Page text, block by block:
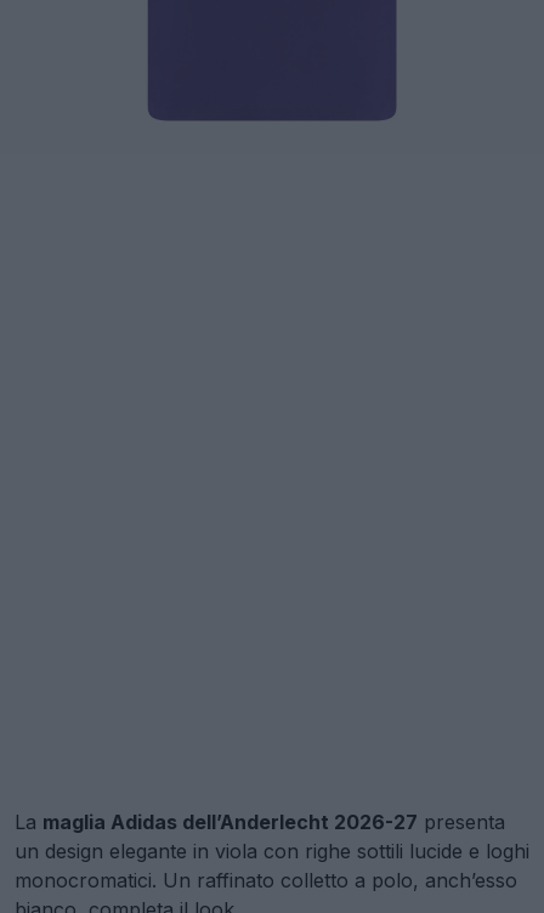
La maglia Adidas dell’Anderlecht 2026-27 presenta
un design elegante in viola con righe sottili lucide e loghi
monocromatici. Un raffinato colletto a polo, anch’esso